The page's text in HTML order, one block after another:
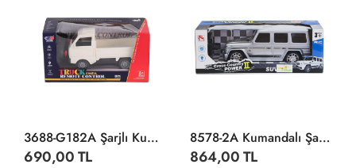
3688-G182A Şarjlı Kumandalı Duman Atan Kamyonet
690,00 TL
8578-2A Kumandalı Şarjlı Jeep Cross Country -Limon Oyuncak
864,00 TL